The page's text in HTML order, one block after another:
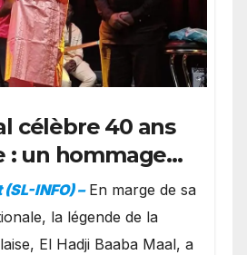
célèbre 40 ans
: un hommage
à Oslo en
la famille
INFO) – ​En marge de sa
la légende de la
El Hadji Baaba Maal, a